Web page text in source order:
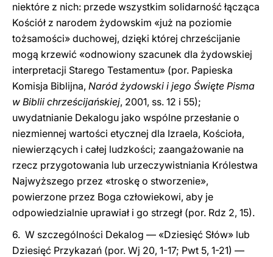
niektóre z nich: przede wszystkim solidarność łącząca
Kościół z narodem żydowskim «już na poziomie
tożsamości» duchowej, dzięki której chrześcijanie
mogą krzewić «odnowiony szacunek dla żydowskiej
interpretacji Starego Testamentu» (por. Papieska
Komisja Biblijna, Naród żydowski i jego Święte Pisma
w Biblii chrześcijańskiej, 2001, ss. 12 i 55);
uwydatnianie Dekalogu jako wspólne przesłanie o
niezmiennej wartości etycznej dla Izraela, Kościoła,
niewierzących i całej ludzkości; zaangażowanie na
rzecz przygotowania lub urzeczywistniania Królestwa
Najwyższego przez «troskę o stworzenie»,
powierzone przez Boga człowiekowi, aby je
odpowiedzialnie uprawiał i go strzegł (por. Rdz 2, 15).
6. W szczególności Dekalog — «Dziesięć Słów» lub
Dziesięć Przykazań (por. Wj 20, 1-17; Pwt 5, 1-21) —